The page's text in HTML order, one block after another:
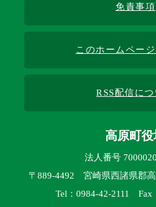
免責事項
このホームペー
RSS配信につ
高原町役
法人番号
〒889-4492 宮崎県西諸県郡
Tel：0984-42-2111 Fax